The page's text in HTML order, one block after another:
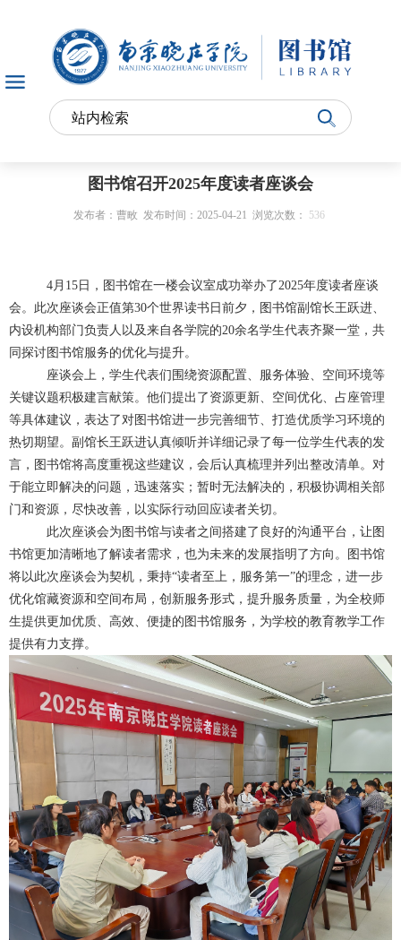
图书馆召开2025年度读者座谈会
发布者：曹畋 发布时间：2025-04-21 浏览次数： 536
4月 15 日，图书馆在一楼会议室成功举办了2025年度读者座谈
会。此次座谈会正值第30个世界读书日前夕，图书馆副馆长王跃进、
内设机构部门负责人以及来自各学院的20余名学生代表齐聚一堂，共
同探讨图书馆服务的优化与提升。
座谈会上，学生代表们围绕资源配置、服务体验、空间环境等
关键议题积极建言献策。他们提出了资源更新、空间优化、占座管理
等具体建议，表达了对图书馆进一步完善细节、打造优质学习环境的
热切期望。副馆长王跃进认真倾听并详细记录了每一位学生代表的发
言，图书馆将高度重视这些建议，会后认真梳理并列出整改清单。对
于能立即解决的问题，迅速落实；暂时无法解决的，积极协调相关部
门和资源，尽快改善，以实际行动回应读者关切。
此次座谈会为图书馆与读者之间搭建了良好的沟通平台，让图
书馆更加清晰地了解读者需求，也为未来的发展指明了方向。图书馆
将以此次座谈会为契机，秉持“读者至上，服务第一”的理念，进一步
优化馆藏资源和空间布局，创新服务形式，提升服务质量，为全校师
生提供更加优质、高效、便捷的图书馆服务，为学校的教育教学工作
提供有力支撑。